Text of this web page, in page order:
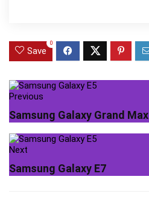
Save
0
Previous
Samsung Galaxy Grand Max
Next
Samsung Galaxy E7